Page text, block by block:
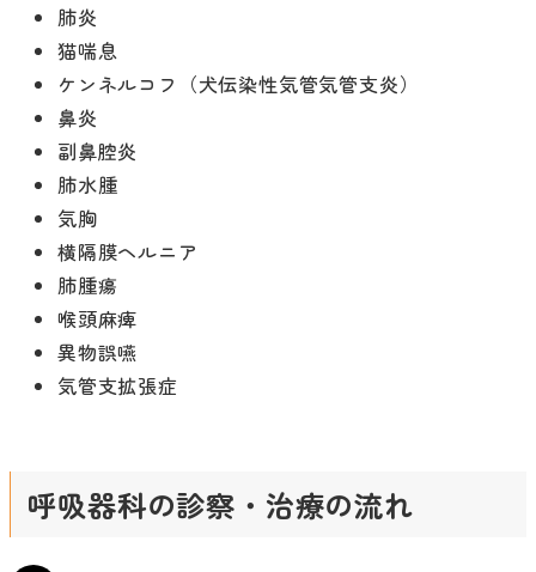
肺炎
猫喘息
ケンネルコフ（犬伝染性気管気管支炎）
鼻炎
副鼻腔炎
肺水腫
気胸
横隔膜ヘルニア
肺腫瘍
喉頭麻痺
異物誤嚥
気管支拡張症
呼吸器科の診察・治療の流れ